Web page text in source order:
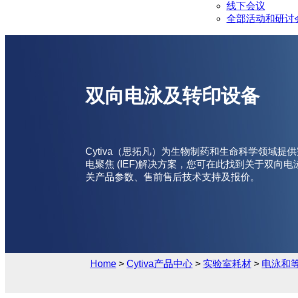
线下会议
全部活动和研讨
双向电泳及转印设备
Cytiva（思拓凡）为生物制药和生命科学领域提
电聚焦 (IEF)解决方案，您可在此找到关于双向电
关产品参数、售前售后技术支持及报价。
Home> Cytiva产品中心> 实验室耗材> 电泳和